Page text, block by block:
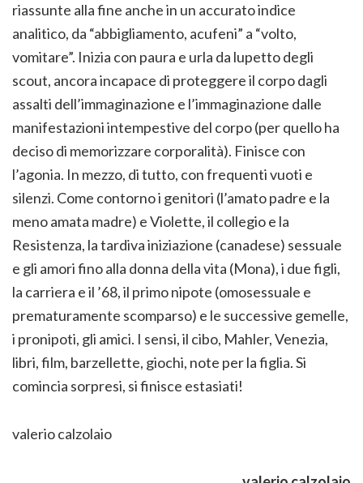
riassunte alla fine anche in un accurato indice
analitico, da “abbigliamento, acufeni” a “volto,
vomitare”. Inizia con paura e urla da lupetto degli
scout, ancora incapace di proteggere il corpo dagli
assalti dell’immaginazione e l’immaginazione dalle
manifestazioni intempestive del corpo (per quello ha
deciso di memorizzare corporalità). Finisce con
l’agonia. In mezzo, di tutto, con frequenti vuoti e
silenzi. Come contorno i genitori (l’amato padre e la
meno amata madre) e Violette, il collegio e la
Resistenza, la tardiva iniziazione (canadese) sessuale
e gli amori fino alla donna della vita (Mona), i due figli,
la carriera e il ’68, il primo nipote (omosessuale e
prematuramente scomparso) e le successive gemelle,
i pronipoti, gli amici. I sensi, il cibo, Mahler, Venezia,
libri, film, barzellette, giochi, note per la figlia. Si
comincia sorpresi, si finisce estasiati!
valerio calzolaio